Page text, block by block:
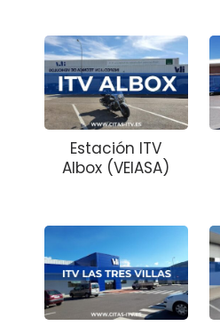
Estación ITV
Albox (VEIASA)